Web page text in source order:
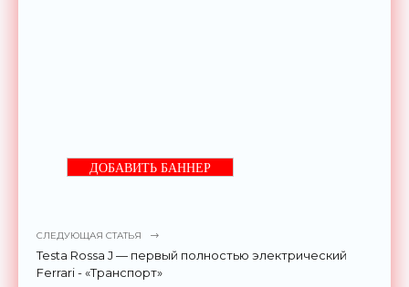
ДОБАВИТЬ БАННЕР
СЛЕДУЮЩАЯ СТАТЬЯ
Testa Rossa J — первый полностью электрический
Ferrari - «Транспорт»